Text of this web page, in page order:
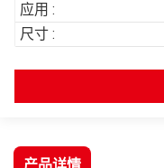
应用 :
尺寸 :